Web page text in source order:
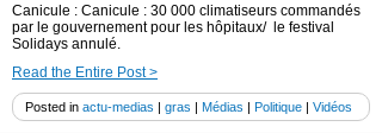
Canicule : Canicule : 30 000 climatiseurs commandés
par le gouvernement pour les hôpitaux/ le festival
Solidays annulé.
Read the Entire Post >
Posted in actu-medias | gras | Médias | Politique | Vidéos